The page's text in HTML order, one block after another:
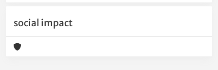
social impact